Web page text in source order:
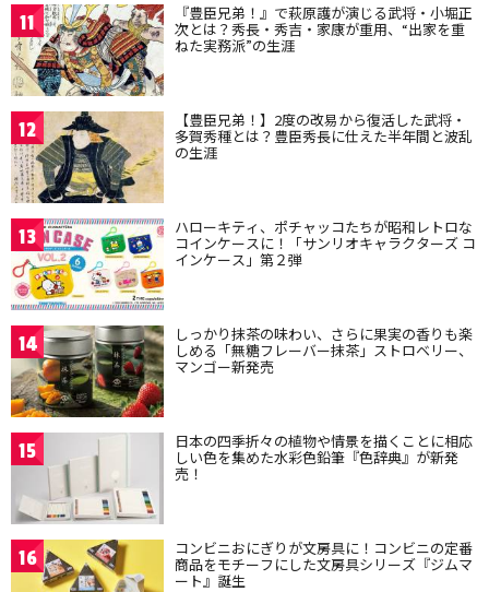
11 『豊臣兄弟！』で萩原護が演じる武将・小堀正
次とは？秀長・秀吉・家康が重用、“出家を重
ねた実務派”の生涯
12 【豊臣兄弟！】2度の改易から復活した武将・
多賀秀種とは？豊臣秀長に仕えた半年間と波乱
の生涯
13 ハローキティ、ポチャッコたちが昭和レトロな
コインケースに！「サンリオキャラクターズ コ
インケース」第２弾
14 しっかり抹茶の味わい、さらに果実の香りも楽
しめる「無糖フレーバー抹茶」ストロベリー、
マンゴー新発売
15 日本の四季折々の植物や情景を描くことに相応
しい色を集めた水彩色鉛筆『色辞典』が新発
売！
16 コンビニおにぎりが文房具に！コンビニの定番
商品をモチーフにした文房具シリーズ『ジムマ
ート』誕生